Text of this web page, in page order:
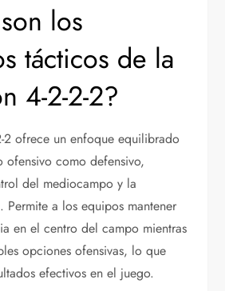
los
tácticos de la
4-2-2-2?
2 ofrece un enfoque equilibrado
ofensivo como defensivo,
del mediocampo y la
a los equipos mantener
en el centro del campo mientras
opciones ofensivas, lo que
efectivos en el juego.